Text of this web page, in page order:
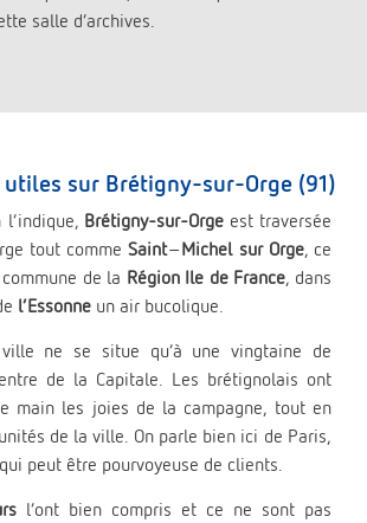
salle d’archives.
sur Brétigny-sur-Orge (91)
l’indique, Brétigny-sur-Orgeest traversée
tout commeSaint–Michel sur Orge, ce
de la Région Ile de France, dans
l’Essonne un air bucolique.
ne se situe qu’à une vingtaine de
de la Capitale. Les brétignolais ont
main les joies de la campagne, tout en
de la ville. On parle bien ici de Paris,
peut être pourvoyeuse de clients.
l’ont bien compris et ce ne sont pas